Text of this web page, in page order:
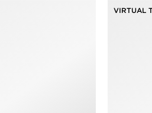
VIRTUAL